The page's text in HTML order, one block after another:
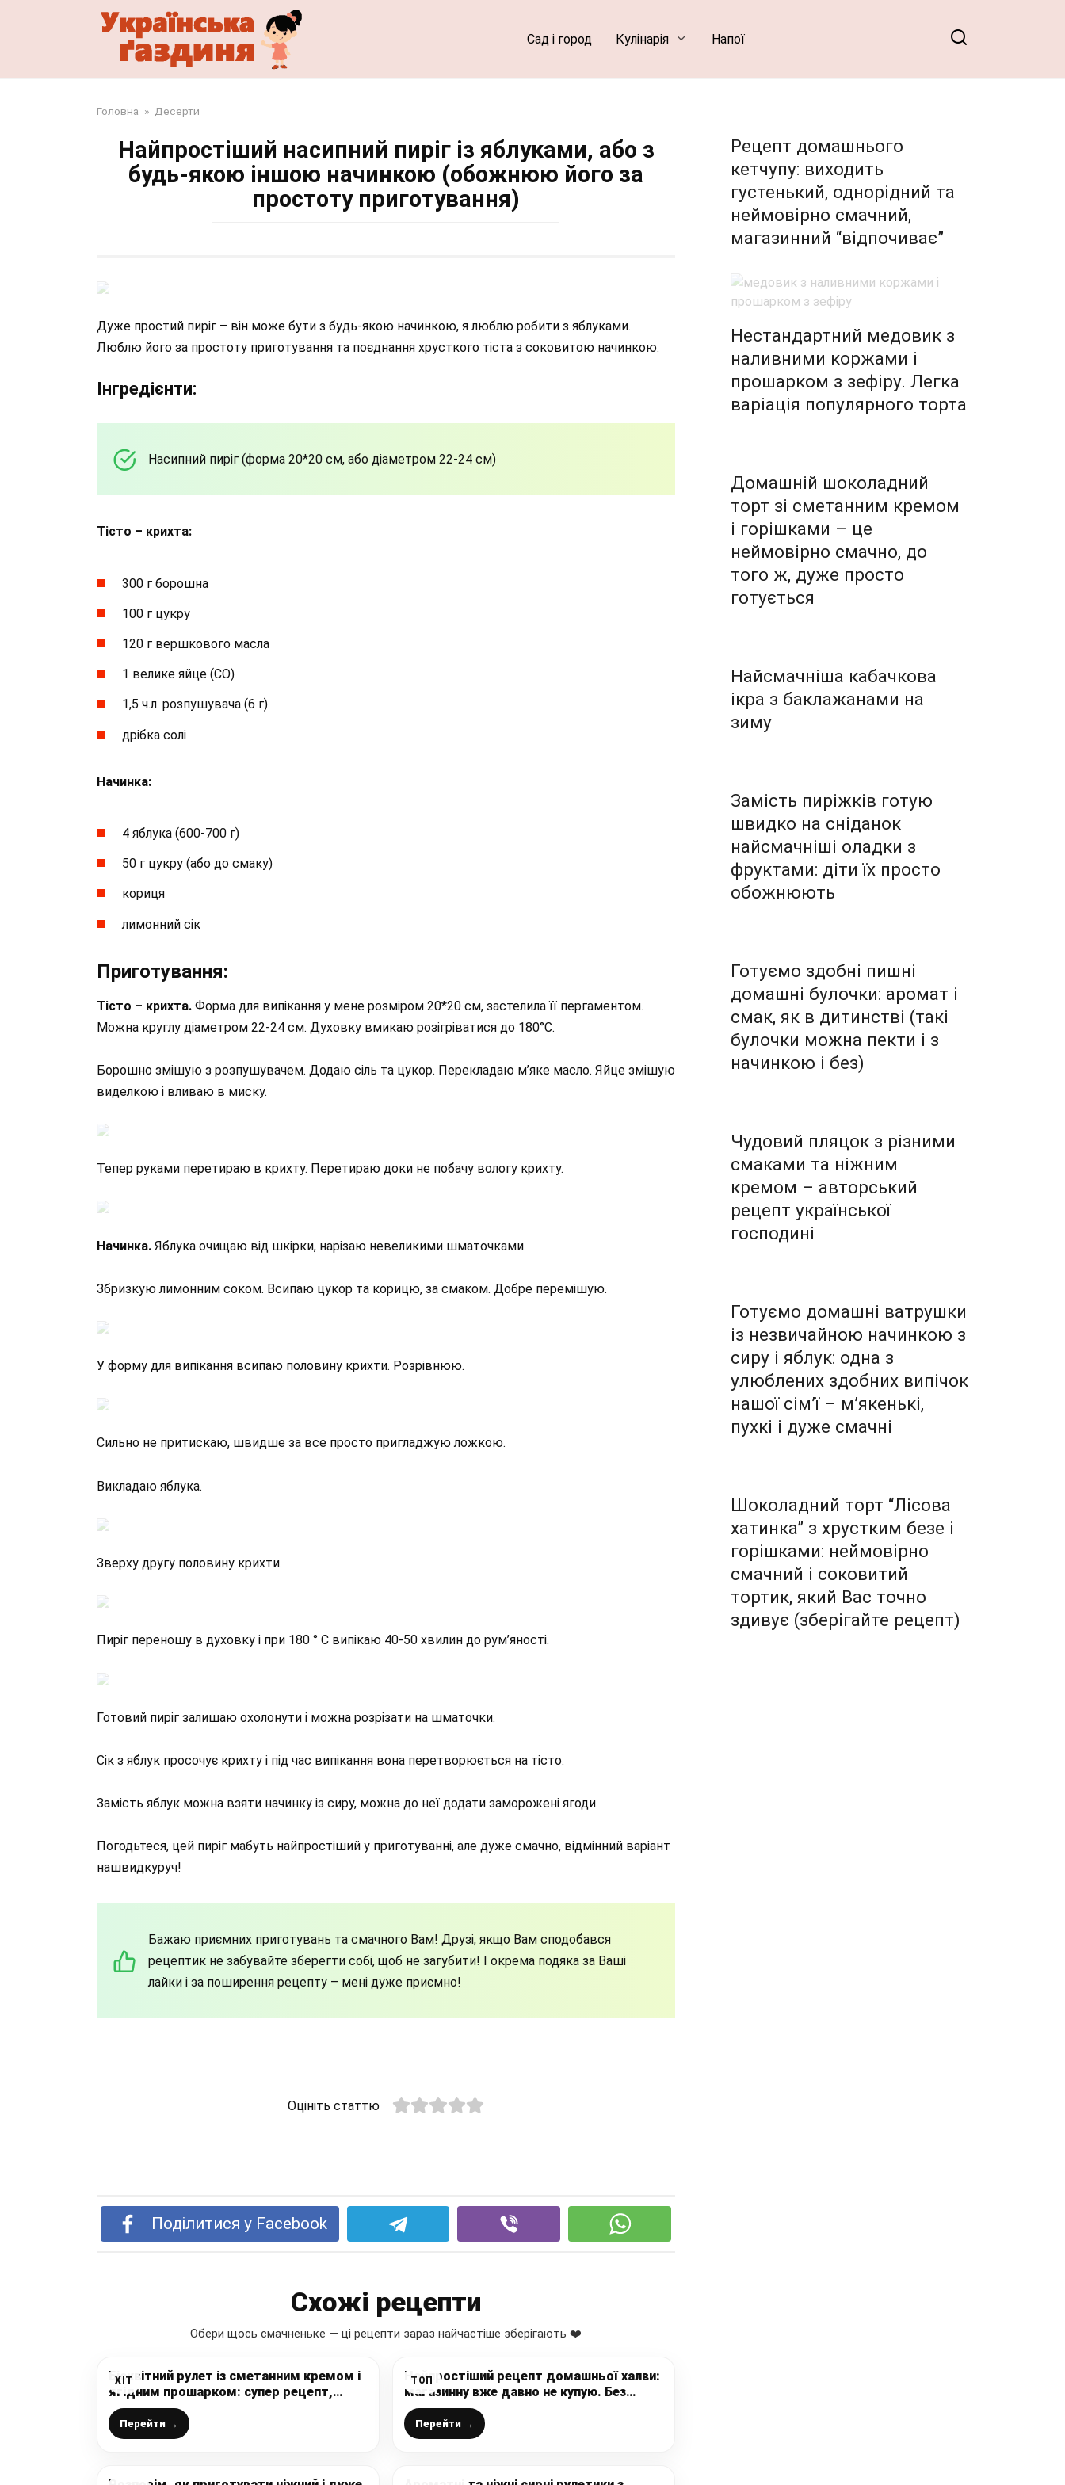
Сад і город Кулінарія Напої
Головна » Десерти
Найпростіший насипний пиріг із яблуками, або з
будь-якою іншою начинкою (обожнюю його за
простоту приготування)
Дуже простий пиріг – він може бути з будь-якою начинкою, я люблю робити з яблуками.
Люблю його за простоту приготування та поєднання хрусткого тіста з соковитою начинкою.
Інгредієнти:
Насипний пиріг (форма 20*20 см, або діаметром 22-24 см)
Тісто – крихта:
300 г борошна
100 г цукру
120 г вершкового масла
1 велике яйце (СО)
1,5 ч.л. розпушувача (6 г)
дрібка солі
Начинка:
4 яблука (600-700 г)
50 г цукру (або до смаку)
кориця
лимонний сік
Приготування:
Тісто – крихта. Форма для випікання у мене розміром 20*20 см, застелила її пергаментом.
Можна круглу діаметром 22-24 см. Духовку вмикаю розігріватися до 180°С.
Борошно змішую з розпушувачем. Додаю сіль та цукор. Перекладаю м’яке масло. Яйце змішую
виделкою і вливаю в миску.
Тепер руками перетираю в крихту. Перетираю доки не побачу вологу крихту.
Начинка. Яблука очищаю від шкірки, нарізаю невеликими шматочками.
Збризкую лимонним соком. Всипаю цукор та корицю, за смаком. Добре перемішую.
У форму для випікання всипаю половину крихти. Розрівнюю.
Сильно не притискаю, швидше за все просто пригладжую ложкою.
Викладаю яблука.
Зверху другу половину крихти.
Пиріг переношу в духовку і при 180 ° С випікаю 40-50 хвилин до рум’яності.
Готовий пиріг залишаю охолонути і можна розрізати на шматочки.
Сік з яблук просочує крихту і під час випікання вона перетворюється на тісто.
Замість яблук можна взяти начинку із сиру, можна до неї додати заморожені ягоди.
Погодьтеся, цей пиріг мабуть найпростіший у приготуванні, але дуже смачно, відмінний варіант
нашвидкуруч!
Бажаю приємних приготувань та смачного Вам! Друзі, якщо Вам сподобався
рецептик не забувайте зберегти собі, щоб не загубити! І окрема подяка за Ваші
лайки і за поширення рецепту – мені дуже приємно!
Оцініть статтю
Поділитися у Facebook
Схожі рецепти
Обери щось смачненьке — ці рецепти зараз найчастіше зберігають ❤️
ХІТ
Бісквітний рулет із сметанним кремом і
ягідним прошарком: супер рецепт,
жодної тріщинки, легкий та ніжний
десерт до чаю, який сподобається всім
Перейти →
ТОП
Найпростіший рецепт домашньої халви:
магазинну вже давно не купую. Без
цукру і борошна (ПП рецепт)
Перейти →
Рецепт домашнього
кетчупу: виходить
густенький, однорідний та
неймовірно смачний,
магазинний “відпочиває”
Нестандартний медовик з
наливними коржами і
прошарком з зефіру. Легка
варіація популярного торта
Домашній шоколадний
торт зі сметанним кремом
і горішками – це
неймовірно смачно, до
того ж, дуже просто
готується
Найсмачніша кабачкова
ікра з баклажанами на
зиму
Замість пиріжків готую
швидко на сніданок
найсмачніші оладки з
фруктами: діти їх просто
обожнюють
Готуємо здобні пишні
домашні булочки: аромат і
смак, як в дитинстві (такі
булочки можна пекти і з
начинкою і без)
Чудовий пляцок з різними
смаками та ніжним
кремом – авторський
рецепт української
господині
Готуємо домашні ватрушки
із незвичайною начинкою з
сиру і яблук: одна з
улюблених здобних випічок
нашої сім’ї – м’якенькі,
пухкі і дуже смачні
Шоколадний торт “Лісова
хатинка” з хрустким безе і
горішками: неймовірно
смачний і соковитий
тортик, який Вас точно
здивує (зберігайте рецепт)